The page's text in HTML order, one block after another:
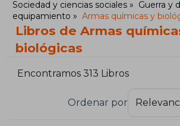
Sociedad y ciencias sociales
Guerra y
equipamiento
Armas químicas y
Libros de Armas
biológicas
Encontramos 313 Libros
Ordenar por